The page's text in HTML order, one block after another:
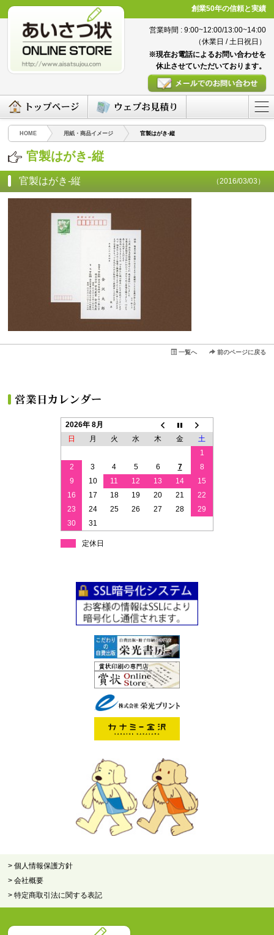
創業50年の信頼と実績
営業時間 : 9:00~12:00/13:00~14:00
（休業日 / 土日祝日）
※現在お電話によるお問い合わせを
休止させていただいております。
HOME 用紙・商品イメージ 官製はがき-縦
官製はがき-縦
官製はがき-縦 （2016/03/03）
一覧へ 前のページに戻る
2026年 8月
日
月 火 水 木 金
土
1
2
3 4 5 6 7
8
9
10 11 12 13 14
15
16
17 18 19 20 21
22
23
24 25 26 27 28
29
30
31
定休日
> 個人情報保護方針
> 会社概要
> 特定商取引法に関する表記